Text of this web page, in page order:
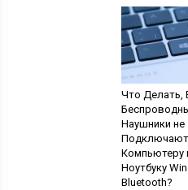
Что Делать,
Наушники не
Компьютеру
Ноутбуку
Bluetooth?